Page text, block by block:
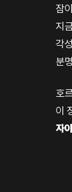
잠
지
각
분
호
이
자